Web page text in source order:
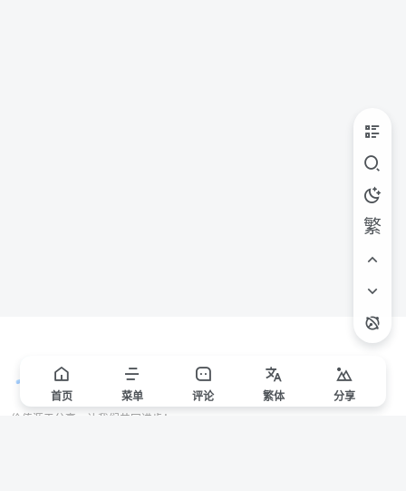
繁
首页 菜单 评论 繁体 分享
价值源于分享，让我们共同进步！